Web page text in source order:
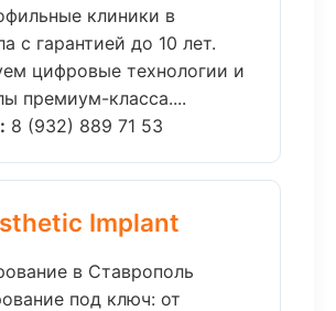
клиники в
с гарантией до 10 лет.
цифровые технологии и
премиум-класса....
8 (932) 889 71 53
Implant
в Ставрополь
под ключ: от